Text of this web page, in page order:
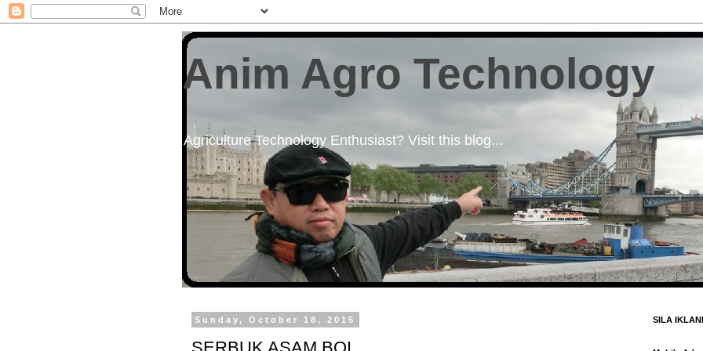
Anim Agro Technology
Agriculture Technology Enthusiast? Visit this blog...
Sunday, October 18, 2015
SERBUK ASAM BOI
SILA